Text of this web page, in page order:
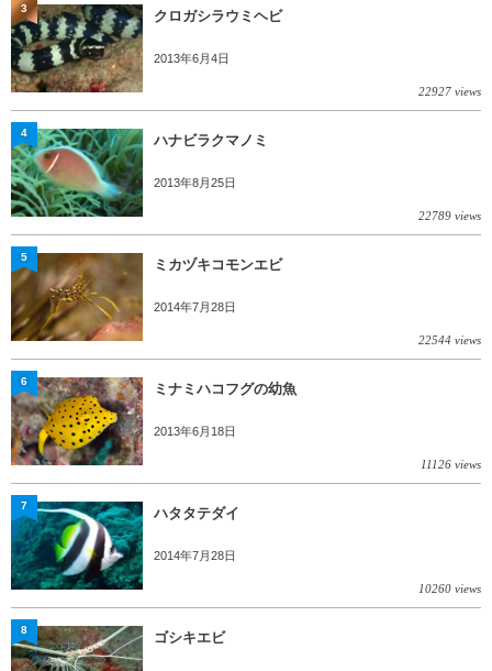
クロガシラウミヘビ
2013年6月4日
22927 views
3
ハナビラクマノミ
2013年8月25日
22789 views
4
ミカヅキコモンエビ
2014年7月28日
22544 views
5
ミナミハコフグの幼魚
2013年6月18日
11126 views
6
ハタタテダイ
2014年7月28日
10260 views
7
ゴシキエビ
8